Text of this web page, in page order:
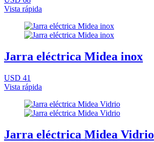
Vista rápida
Jarra eléctrica Midea inox
USD 41
Vista rápida
Jarra eléctrica Midea Vidrio